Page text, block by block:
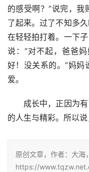
的感受啊？”说完，
了起来。过了不知多
在轻轻拍打着。一下
说：“对不起，爸爸
好！没关系的。”妈妈
爱。
成长中，正因为有
的人生与精彩。所以
原创文章，作者：大海
https://